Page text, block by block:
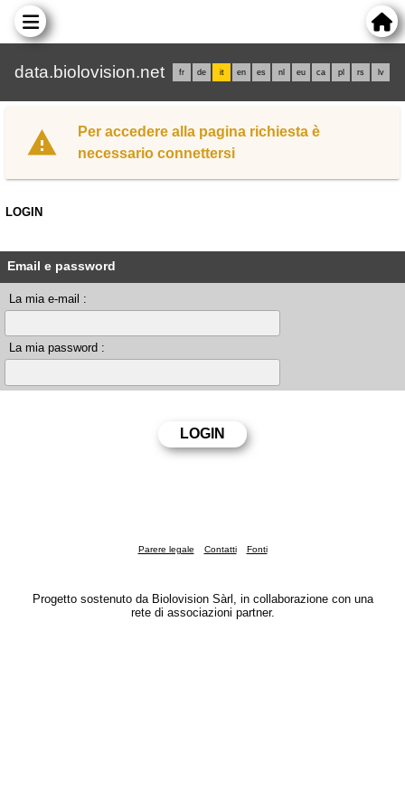
data.biolovision.net fr de it en es nl eu ca pl rs lv
Per accedere alla pagina richiesta è
necessario connettersi
LOGIN
Email e password
La mia e-mail :
La mia password :
Parere legale Contatti Fonti
Progetto sostenuto da Biolovision Sàrl, in collaborazione con una
rete di associazioni partner.